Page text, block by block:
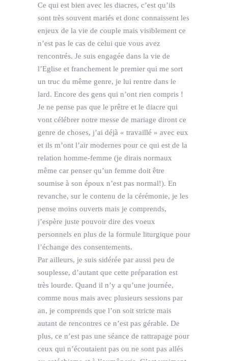
Ce qui est bien avec les diacres, c’est qu’ils
sont très souvent mariés et donc connaissent les
enjeux de la vie de couple mais visiblement ce
n’est pas le cas de celui que vous avez
rencontrés. Je suis engagée dans la vie de
l’Eglise et franchement le premier qui me sort
un truc du même genre, je lui rentre dans le
lard. Encore des gens qui n’ont rien compris !
Je ne pense pas que le prêtre et le diacre qui
vont célébrer notre messe de mariage diront ce
genre de choses, j’ai déjà « travaillé » avec eux
et ils m’ont l’air modernes pour ce qui est de la
relation homme-femme (je dirais normaux
même car penser qu’un femme doit être
soumise à son époux n’est pas normal!). En
revanche, sur le contenu de la cérémonie, je les
pense moins ouverts mais je comprends,
j’espère juste pouvoir dire des voeux
personnels en plus de la formule liturgique pour
l’échange des consentements.
Par ailleurs, je suis sidérée par aussi peu de
souplesse, d’autant que cette préparation est
très lourde. Quand il n’y a qu’une journée,
comme nous mais avec plusieurs sessions par
an, je comprends que l’on soit stricte mais
autant de rencontres ce n’est pas gérable. De
plus, ce n’est pas une séance de rattrapage pour
ceux qui n’écoutaient pas ou ne sont pas allés